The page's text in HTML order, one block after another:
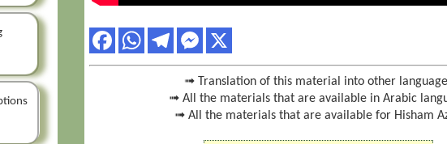
➟ Translation of this material into other
➟ All the materials that are available in Arabic
➟ All the materials that are available for Hisham